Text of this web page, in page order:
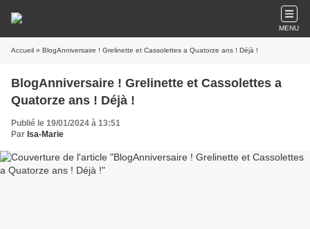
MENU
Accueil » BlogAnniversaire ! Grelinette et Cassolettes a Quatorze ans ! Déjà !
BlogAnniversaire ! Grelinette et Cassolettes a
Quatorze ans ! Déjà !
Publié le 19/01/2024 à 13:51
Par Isa-Marie